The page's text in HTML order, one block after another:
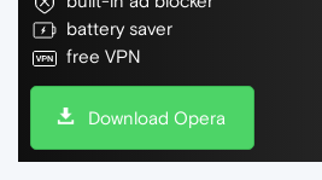
battery saver
free VPN
Download Opera